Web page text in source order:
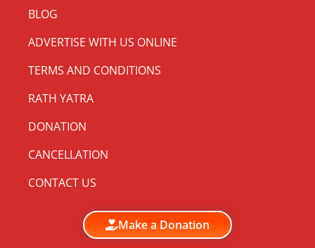
BLOG
ADVERTISE WITH US ONLINE
TERMS AND CONDITIONS
RATH YATRA
DONATION
CANCELLATION
CONTACT US
Make a Donation